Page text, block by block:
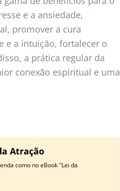
e a ansiedade,
promover a cura
e a intuição, fortalecer o
a prática regular da
conexão espiritual e uma
Atração
como no eBook "Lei da